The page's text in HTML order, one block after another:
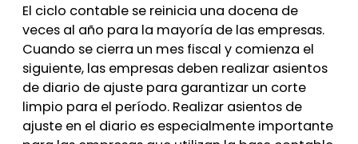
El ciclo contable se reinicia una docena de
veces al año para la mayoría de las empresas.
Cuando se cierra un mes fiscal y comienza el
siguiente, las empresas deben realizar asientos
de diario de ajuste para garantizar un corte
limpio para el período. Realizar asientos de
ajuste en el diario es especialmente importante